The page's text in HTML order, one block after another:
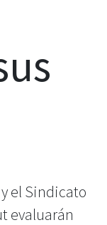
el Sindicato
evaluarán